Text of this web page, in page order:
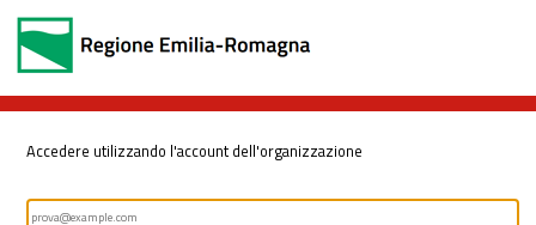
Accedere utilizzando l'account dell'organizzazione